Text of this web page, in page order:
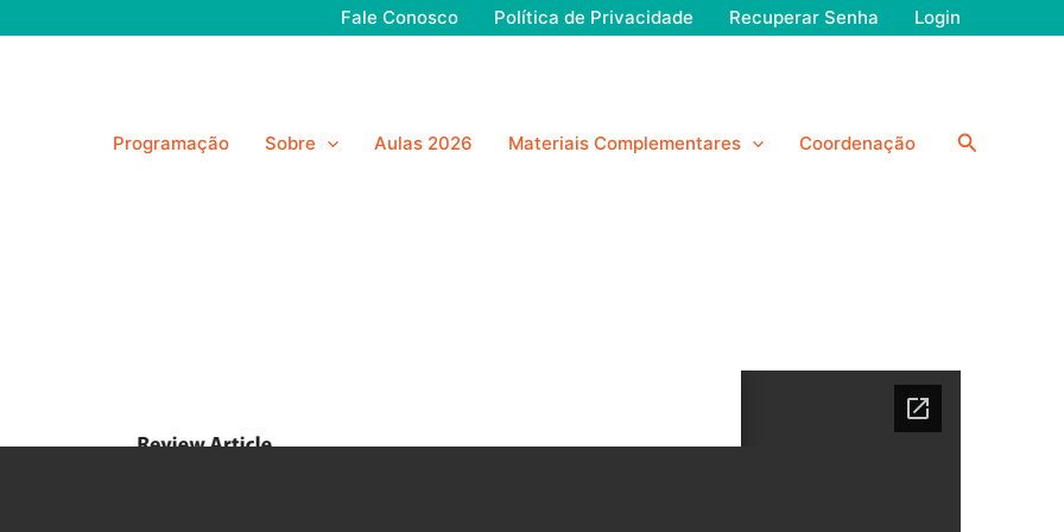
Fale Conosco Política de Privacidade Recuperar Senha Login
Programação Sobre Aulas 2026 Materiais Complementares Coordenação Pesquisar